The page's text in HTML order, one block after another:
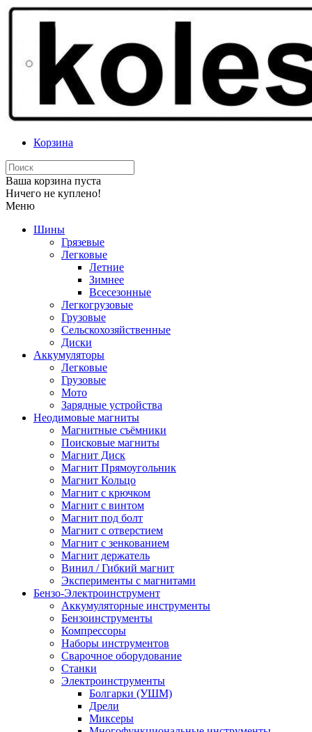
Корзина
Ваша корзина пуста
Ничего не куплено!
Меню
Шины
Грязевые
Легковые
Летние
Зимнее
Всесезонные
Легкогрузовые
Грузовые
Сельскохозяйственные
Диски
Аккумуляторы
Легковые
Грузовые
Мото
Зарядные устройства
Неодимовые магниты
Магнитные съёмники
Поисковые магниты
Магнит Диск
Магнит Пря­мо­уголь­ник
Магнит Кольцо
Магнит с крючком
Магнит с винтом
Магнит под болт
Магнит с отверстием
Магнит с зенкованием
Магнит держатель
Винил / Гибкий магнит
Эксперименты с магнитами
Бензо-Электроинструмент
Аккумуляторные инструменты
Бензоинструменты
Компрессоры
Наборы инструментов
Сварочное оборудование
Станки
Электроинструменты
Болгарки (УШМ)
Дрели
Миксеры